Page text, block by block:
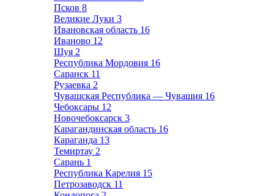
Псков 8
Великие Луки 3
Ивановская область 16
Иваново 12
Шуя 2
Республика Мордовия 16
Саранск 11
Рузаевка 2
Чувашская Республика — Чувашия 16
Чебоксары 12
Новочебоксарск 3
Карагандинская область 16
Караганда 13
Темиртау 2
Сарань 1
Республика Карелия 15
Петрозаводск 11